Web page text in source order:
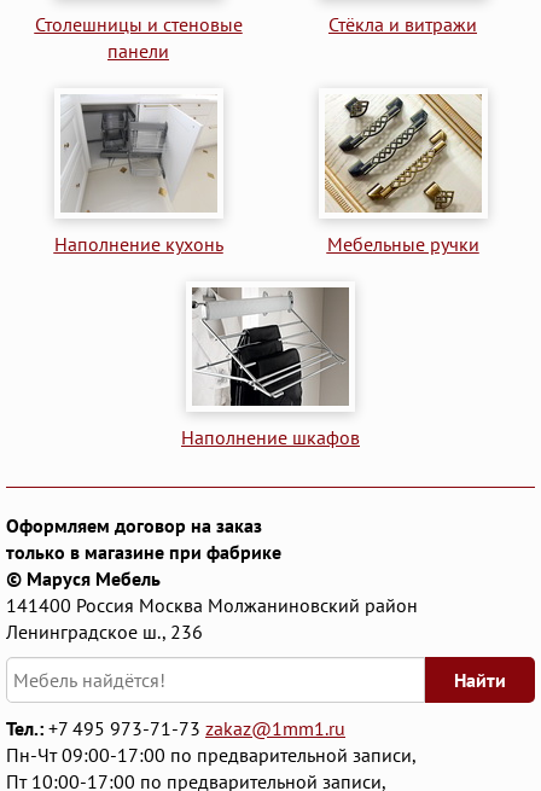
Столешницы и стеновые
панели
Стёкла и витражи
Наполнение кухонь Мебельные ручки
Наполнение шкафов
Оформляем договор на заказ
только в магазине при фабрике
© Маруся Мебель
141400 Россия Москва Молжаниновский район
Ленинградское ш., 236
Найти
Тел.: +7 495 973-71-73 zakaz@1mm1.ru
Пн-Чт 09:00-17:00 по предварительной записи,
Пт 10:00-17:00 по предварительной записи,